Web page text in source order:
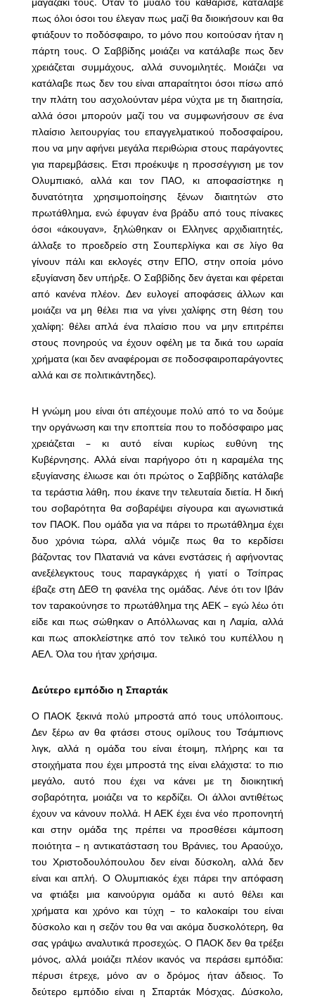
πως όλοι όσοι του έλεγαν πως μαζί θα διοικήσουν και θα
φτιάξουν το ποδόσφαιρο, το μόνο που κοιτούσαν ήταν η
πάρτη τους. Ο Σαββίδης μοιάζει να κατάλαβε πως δεν
χρειάζεται συμμάχους, αλλά συνομιλητές. Μοιάζει να
κατάλαβε πως δεν του είναι απαραίτητοι όσοι πίσω από
την πλάτη του ασχολούνταν μέρα νύχτα με τη διαιτησία,
αλλά όσοι μπορούν μαζί του να συμφωνήσουν σε ένα
πλαίσιο λειτουργίας του επαγγελματικού ποδοσφαίρου,
που να μην αφήνει μεγάλα περιθώρια στους παράγοντες
για παρεμβάσεις. Ετσι προέκυψε η προσσέγγιση με τον
Ολυμπιακό, αλλά και τον ΠΑΟ, κι αποφασίστηκε η
δυνατότητα χρησιμοποίησης ξένων διαιτητών στο
πρωτάθλημα, ενώ έφυγαν ένα βράδυ από τους πίνακες
όσοι «άκουγαν», ξηλώθηκαν οι Ελληνες αρχιδιαιτητές,
άλλαξε το προεδρείο στη Σουπερλίγκα και σε λίγο θα
γίνουν πάλι και εκλογές στην ΕΠΟ, στην οποία μόνο
εξυγίανση δεν υπήρξε. Ο Σαββίδης δεν άγεται και φέρεται
από κανένα πλέον. Δεν ευλογεί αποφάσεις άλλων και
μοιάζει να μη θέλει πια να γίνει χαλίφης στη θέση του
χαλίφη: θέλει απλά ένα πλαίσιο που να μην επιτρέπει
στους πονηρούς να έχουν οφέλη με τα δικά του ωραία
χρήματα (και δεν αναφέρομαι σε ποδοσφαιροπαράγοντες
αλλά και σε πολιτικάντηδες).
Η γνώμη μου είναι ότι απέχουμε πολύ από το να δούμε
την οργάνωση και την εποπτεία που το ποδόσφαιρο μας
χρειάζεται – κι αυτό είναι κυρίως ευθύνη της
Κυβέρνησης. Αλλά είναι παρήγορο ότι η καραμέλα της
εξυγίανσης έλιωσε και ότι πρώτος ο Σαββίδης κατάλαβε
τα τεράστια λάθη, που έκανε την τελευταία διετία. Η δική
του σοβαρότητα θα σοβαρέψει σίγουρα και αγωνιστικά
τον ΠΑΟΚ. Που ομάδα για να πάρει το πρωτάθλημα έχει
δυο χρόνια τώρα, αλλά νόμιζε πως θα το κερδίσει
βάζοντας τον Πλατανιά να κάνει ενστάσεις ή αφήνοντας
ανεξέλεγκτους τους παραγκάρχες ή γιατί ο Τσίπρας
έβαζε στη ΔΕΘ τη φανέλα της ομάδας. Λένε ότι τον Ιβάν
τον ταρακούνησε το πρωτάθλημα της ΑΕΚ – εγώ λέω ότι
είδε και πως σώθηκαν ο Απόλλωνας και η Λαμία, αλλά
και πως αποκλείστηκε από τον τελικό του κυπέλλου η
ΑΕΛ. Όλα του ήταν χρήσιμα.
Δεύτερο εμπόδιο η Σπαρτάκ
Ο ΠΑΟΚ ξεκινά πολύ μπροστά από τους υπόλοιπους.
Δεν ξέρω αν θα φτάσει στους ομίλους του Τσάμπιονς
λιγκ, αλλά η ομάδα του είναι έτοιμη, πλήρης και τα
στοιχήματα που έχει μπροστά της είναι ελάχιστα: το πιο
μεγάλο, αυτό που έχει να κάνει με τη διοικητική
σοβαρότητα, μοιάζει να το κερδίζει. Οι άλλοι αντιθέτως
έχουν να κάνουν πολλά. Η ΑΕΚ έχει ένα νέο προπονητή
και στην ομάδα της πρέπει να προσθέσει κάμποση
ποιότητα – η αντικατάσταση του Βράνιες, του Αραούχο,
του Χριστοδουλόπουλου δεν είναι δύσκολη, αλλά δεν
είναι και απλή. Ο Ολυμπιακός έχει πάρει την απόφαση
να φτιάξει μια καινούργια ομάδα κι αυτό θέλει και
χρήματα και χρόνο και τύχη – το καλοκαίρι του είναι
δύσκολο και η σεζόν του θα ναι ακόμα δυσκολότερη, θα
σας γράψω αναλυτικά προσεχώς. Ο ΠΑΟΚ δεν θα τρέξει
μόνος, αλλά μοιάζει πλέον ικανός να περάσει εμπόδια:
πέρυσι έτρεχε, μόνο αν ο δρόμος ήταν άδειος. Το
δεύτερο εμπόδιο είναι η Σπαρτάκ Μόσχας. Δύσκολο,